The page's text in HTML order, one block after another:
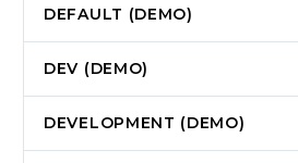
DEFAULT (DEMO)
DEV (DEMO)
DEVELOPMENT (DEMO)